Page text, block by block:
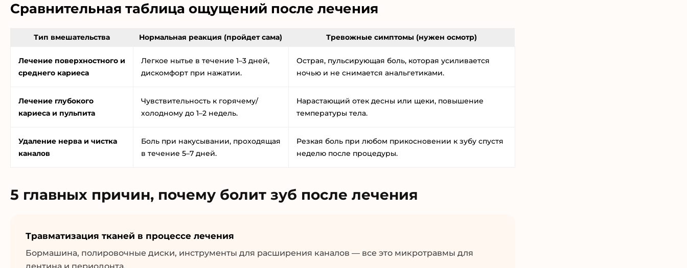
Сравнительная таблица ощущений после лечения
Тип вмешательства Нормальная реакция (пройдет сама) Тревожные симптомы (нужен осмотр)
Лечение поверхностного и
среднего кариеса
Легкое нытье в течение 1–3 дней,
дискомфорт при нажатии.
Острая, пульсирующая боль, которая усиливается
ночью и не снимается анальгетиками.
Лечение глубокого
кариеса и пульпита
Чувствительность к горячему/
холодному до 1–2 недель.
Нарастающий отек десны или щеки, повышение
температуры тела.
Удаление нерва и чистка
каналов
Боль при накусывании, проходящая
в течение 5–7 дней.
Резкая боль при любом прикосновении к зубу спустя
неделю после процедуры.
5 главных причин, почему болит зуб после лечения
Травматизация тканей в процессе лечения
Бормашина, полировочные диски, инструменты для расширения каналов — все это микротравмы для